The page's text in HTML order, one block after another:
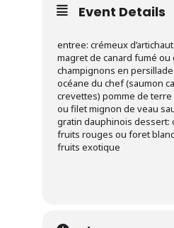
Event Details
entree: crémeux
magret de canard fumé ou
champignons en
océane du chef (saumon
crevettes) pomme de
ou filet mignon de veau
gratin dauphinois dessert:
fruits rouges ou foret
fruits exotique